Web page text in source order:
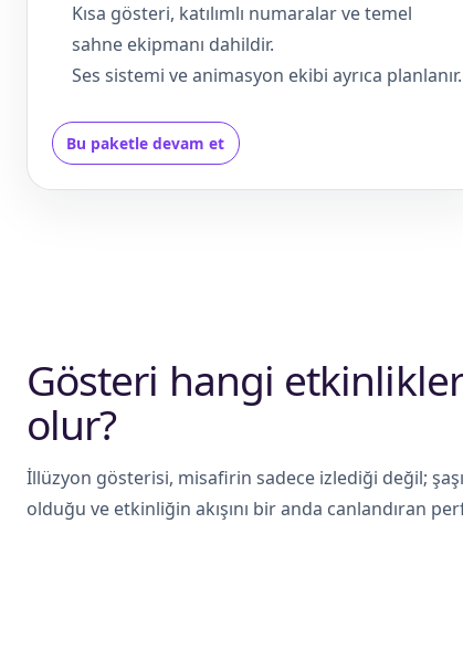
Kısa gösteri, katılımlı numaralar ve temel
sahne ekipmanı dahildir.
Ses sistemi ve animasyon ekibi ayrıca planlanır.
Bu paketle devam et
Gösteri hangi
olur?
İllüzyon gösterisi, misafirin sadece izlediği değil;
olduğu ve etkinliğin akışını bir anda canlandıran